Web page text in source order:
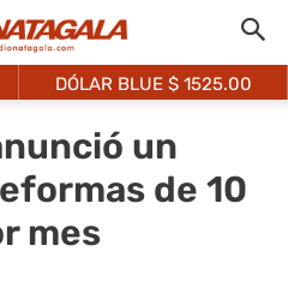
DÓLAR BLUE $ 1525.00
un
de 10
mes